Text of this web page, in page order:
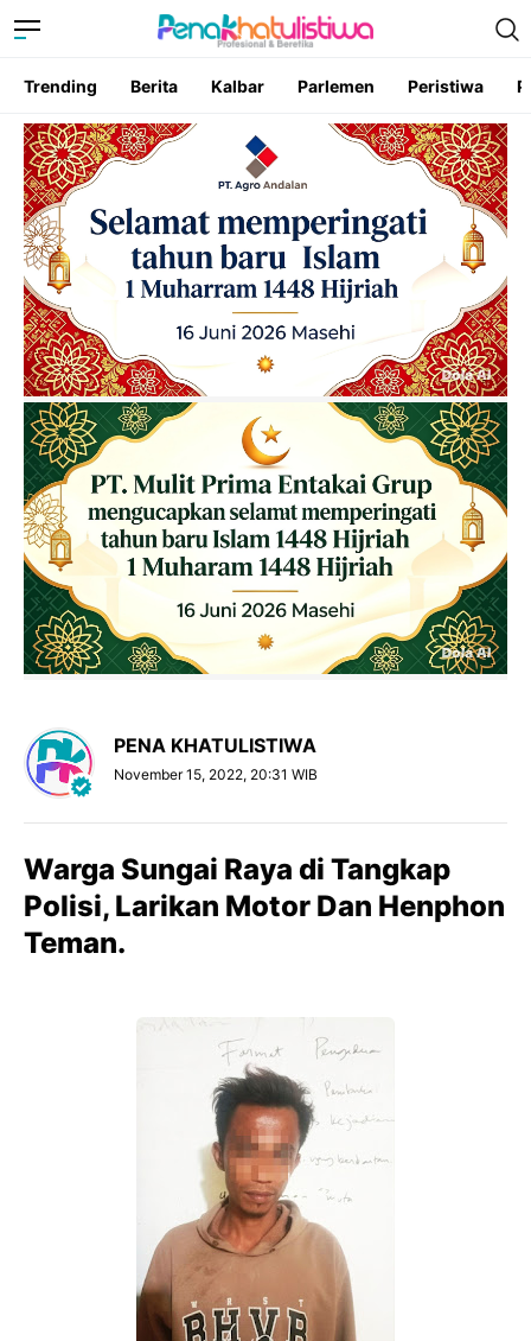
Trending Berita Kalbar Parlemen Peristiwa
PENA KHATULISTIWA
November 15, 2022, 20:31 WIB
Warga Sungai Raya di Tangkap
Polisi, Larikan Motor Dan Henphon
Teman.